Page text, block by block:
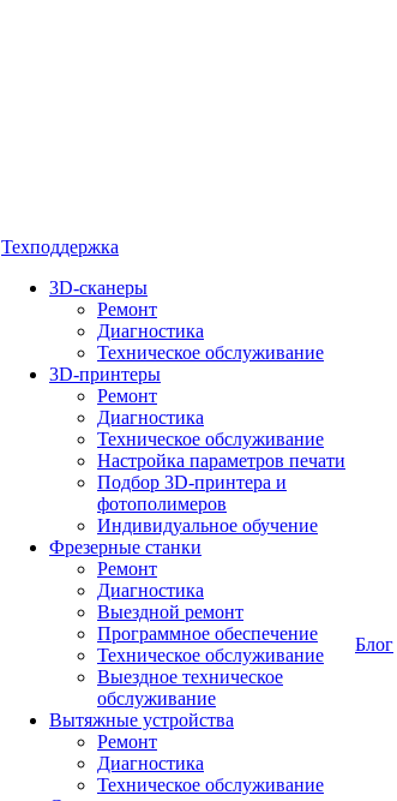
Техподдержка
3D-сканеры
Ремонт
Диагностика
Техническое обслуживание
3D-принтеры
Ремонт
Диагностика
Техническое обслуживание
Настройка параметров печати
Подбор 3D-принтера и
фотополимеров
Индивидуальное обучение
Фрезерные станки
Ремонт
Диагностика
Выездной ремонт
Программное обеспечение
Техническое обслуживание
Выездное техническое
обслуживание
Вытяжные устройства
Ремонт
Диагностика
Техническое обслуживание
Блог